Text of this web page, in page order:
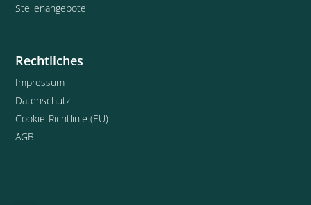
Stellenangebote
Rechtliches
Impressum
Datenschutz
Cookie-Richtlinie (EU)
AGB